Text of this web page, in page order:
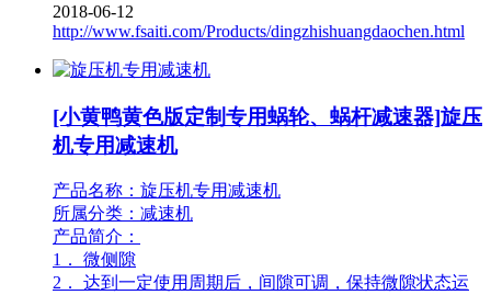
2018-06-12
http://www.fsaiti.com/Products/dingzhishuangdaochen.html
[小黄鸭黄色版定制专用蜗轮、蜗杆减速器]旋压
机专用减速机
产品名称：旋压机专用减速机
所属分类：减速机
产品简介：
1． 微侧隙
2． 达到一定使用周期后，间隙可调，保持微隙状态运